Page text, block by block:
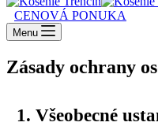
CENOVÁ PONUKA
Menu
Zásady ochrany
1. Všeobecné